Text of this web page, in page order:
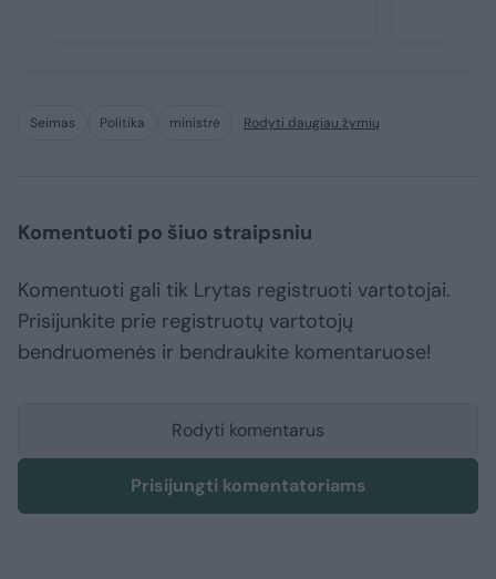
Seimas Politika ministrė Rodyti daugiau žymių
Komentuoti po šiuo straipsniu
Komentuoti gali tik Lrytas registruoti vartotojai.
Prisijunkite prie registruotų vartotojų
bendruomenės ir bendraukite komentaruose!
Rodyti komentarus
Prisijungti komentatoriams